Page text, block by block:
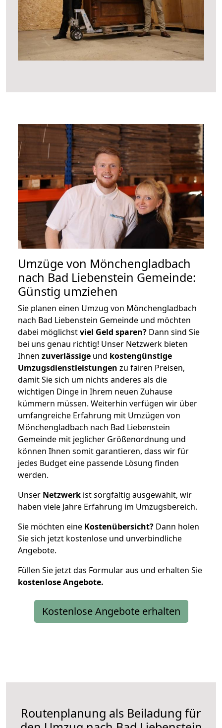
Umzüge von Mönchengladbach
nach Bad Liebenstein Gemeinde:
Günstig umziehen
Sie planen einen Umzug von Mönchengladbach
nach Bad Liebenstein Gemeinde und möchten
dabei möglichstviel Geld sparen? Dann sind Sie
bei uns genau richtig! Unser Netzwerk bieten
Ihnen zuverlässige und kostengünstige
Umzugsdienstleistungen zu fairen Preisen,
damit Sie sich um nichts anderes als die
wichtigen Dinge in Ihrem neuen Zuhause
kümmern müssen. Weiterhin verfügen wir über
umfangreiche Erfahrung mit Umzügen von
Mönchengladbach nach Bad Liebenstein
Gemeinde mit jeglicher Größenordnung und
können Ihnen somit garantieren, dass wir für
jedes Budget eine passende Lösung finden
werden.
Unser Netzwerk ist sorgfältig ausgewählt, wir
haben viele Jahre Erfahrung im Umzugsbereich.
Sie möchten eine Kostenübersicht? Dann holen
Sie sich jetzt kostenlose und unverbindliche
Angebote.
Füllen Sie jetzt das Formular aus und erhalten Sie
kostenloseAngebote.
Kostenlose Angebote erhalten
Routenplanung als Beiladung für